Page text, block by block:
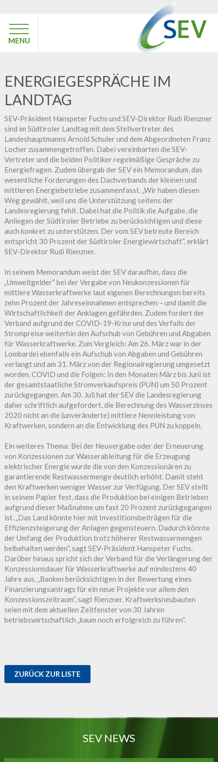
MENU
ENERGIEGESPRÄCHE IM
LANDTAG
SEV-Präsident Hanspeter Fuchs und SEV-Direktor Rudi Rienzner
sind im Südtiroler Landtag mit dem Stellvertreter des
Landeshauptmanns Arnold Schuler und dem Abgeordneten Franz
Locher zusammengetroffen. Dabei vereinbarten die SEV-
Vertreter und die beiden Politiker regelmäßige Gespräche zu
Energiefragen. Zudem übergab der SEV ein Memorandum, das
wesentliche Forderungen des Dachverbands der kleinen und
mittleren Energiebetriebe zusammenfasst. „Wir haben diesen
Weg gewählt, weil uns die Unterstützung seitens der
Landesregierung fehlt. Dabei hat die Politik die Aufgabe, die
Anliegen der Südtiroler Betriebe zu berücksichtigen und diese
auch konkret zu unterstützen. Der vom SEV betreute Bereich
entspricht 30 Prozent der Südtiroler Energiewirtschaft“, erklärt
SEV-Direktor Rudi Rienzner.
In seinem Memorandum weist der SEV daraufhin, dass die
„Umweltgelder“ bei der Vergabe von Neukonzessionen für
mittlere Wasserkraftwerke laut eigenen Berechnungen bereits
zehn Prozent der Jahreseinnahmen entsprechen – und damit die
Wirtschaftlichkeit der Anklagen gefährden. Zudem fordert der
Verband aufgrund der COVID-19-Krise und des Verfalls der
Strompreise weiterhin den Aufschub von Gebühren und Abgaben
für Wasserkraftwerke. Zum Vergleich: Am 26. März war in der
Lombardei ebenfalls ein Aufschub von Abgaben und Gebühren
verlangt und am 31. März von der Regionalregierung umgesetzt
worden. COVID und die Folgen: In den Monaten März bis Juni ist
der gesamtstaatliche Stromverkaufspreis (PUN) um 50 Prozent
zurückgegangen. Am 30. Juli hat der SEV die Landesregierung
daher schriftlich aufgefordert, die Berechnung des Wasserzinses
2020 nicht an die (unveränderte) mittlere Nennleistung von
Kraftwerken, sondern an die Entwicklung des PUN zu koppeln.
Ein weiteres Thema: Bei der Neuvergabe oder der Erneuerung
von Konzessionen zur Wasserableitung für die Erzeugung
elektrischer Energie wurde die von den Konzessionären zu
garantierende Restwassermenge deutlich erhöht. Damit steht
den Kraftwerken weniger Wasser zur Verfügung. Der SEV stellt
in seinem Papier fest, dass die Produktion bei einigen Betrieben
aufgrund dieser Maßnahme um fast 20 Prozent zurückgegangen
ist. „Das Land könnte hier mit Investitionsbeiträgen für die
Effizienzsteigerung der Anlagen gegensteuern. Dadurch könnte
der Umfang der Produktion trotz höherer Restwassermengen
beibehalten werden“, sagt SEV-Präsident Hanspeter Fuchs.
Darüber hinaus spricht sich der Verband für die Verlängerung der
Konzessionsdauer für Wasserkraftwerke auf mindestens 40
Jahre aus. „Banken berücksichtigen in der Bewertung eines
Finanzierungsantrags für ein neue Projekte vor allem den
Konzessionszeitraum“, sagt Rienzner. Kraftwerksneubauten
seien mit dem aktuellen Zeitfenster von 30 Jahren
betriebswirtschaftlich „kaum noch erfolgreich zu führen“.
ZURÜCK ZUR LISTE
SEV NEWS